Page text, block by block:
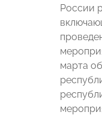
России
марта